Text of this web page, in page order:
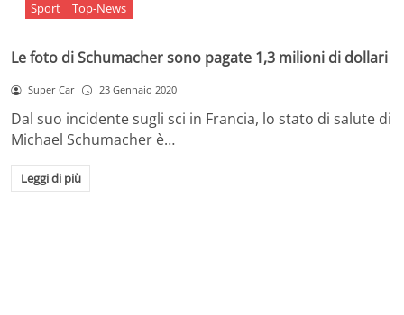
Sport Top-News
Le foto di Schumacher sono pagate 1,3 milioni di dollari
Super Car 23 Gennaio 2020
Dal suo incidente sugli sci in Francia, lo stato di salute di
Michael Schumacher è…
Leggi di più